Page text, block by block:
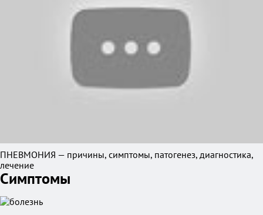
ПНЕВМОНИЯ — причины, симптомы, патогенез, диагностика,
лечение
Симптомы